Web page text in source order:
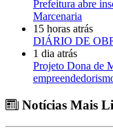
Prefeitura abre
Marcenaria
15 horas atrás
DIÁRIO DE
1 dia atrás
Projeto Dona de
Notícias Mais